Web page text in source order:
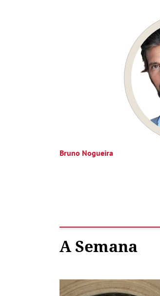
Bruno Nogueira
A Semana